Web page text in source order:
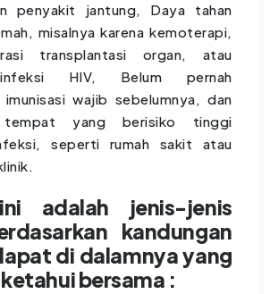
penyakit jantung, Daya tahan
misalnya karena kemoterapi,
transplantasi organ, atau
HIV, Belum pernah
imunisasi wajib sebelumnya, dan
yang berisiko tinggi
seperti rumah sakit atau
adalah jenis-jenis
kandungan
di dalamnya yang
bersama :